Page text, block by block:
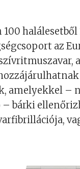
100
az
amelyekkel –
– bárki